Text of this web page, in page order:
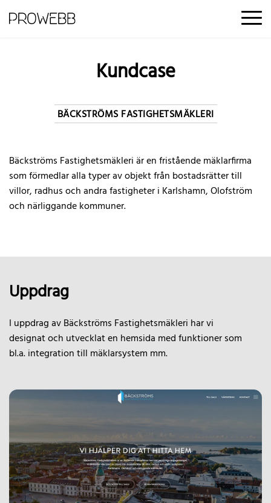
Kundcase
BÄCKSTRÖMS FASTIGHETSMÄKLERI
Bäckströms Fastighetsmäkleri är en fristående mäklarfirma
som förmedlar alla typer av objekt från bostadsrätter till
villor, radhus och andra fastigheter i Karlshamn, Olofström
och närliggande kommuner.
Uppdrag
I uppdrag av Bäckströms Fastighetsmäkleri har vi
designat och utvecklat en hemsida med funktioner som
bl.a. integration till mäklarsystem mm.